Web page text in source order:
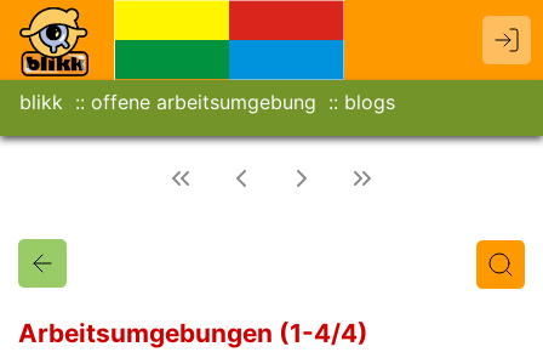
blikk offene arbeitsumgebung blogs
Arbeitsumgebungen (1-4/4)